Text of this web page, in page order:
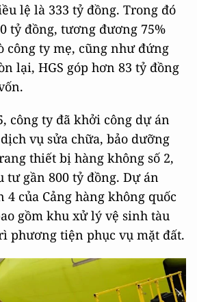
lệ là 333 tỷ đồng. Trong đó
tỷ đồng, tương đương 75%
công ty mẹ, cũng như đứng
lại, HGS góp hơn 83 tỷ đồng
công ty đã khởi công dự án
vụ sửa chữa, bảo dưỡng
thiết bị hàng không số 2,
tư gần 800 tỷ đồng. Dự án
4 của Cảng hàng không quốc
gồm khu xử lý vệ sinh tàu
phương tiện phục vụ mặt đất.